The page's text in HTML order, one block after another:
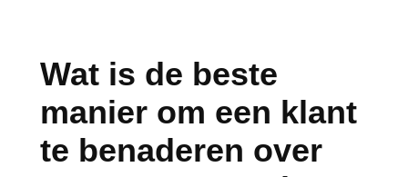
Wat is de beste
manier om een klant
te benaderen over